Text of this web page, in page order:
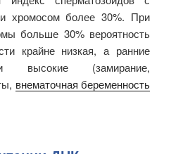
хромосом более 30%. При
больше 30% вероятность
крайне низкая, а ранние
высокие (замирание,
внематочная беременность